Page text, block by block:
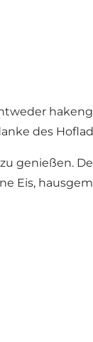
des
genießen.
Eis,